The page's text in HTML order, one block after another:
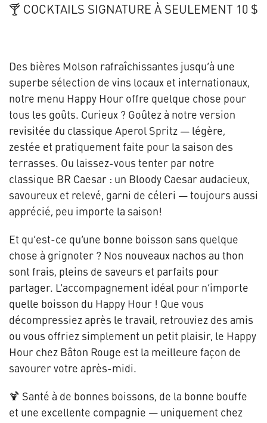
🍸 COCKTAILS SIGNATURE À SEULEMENT 10 $
Des bières Molson rafraîchissantes jusqu’à une
superbe sélection de vins locaux et internationaux,
notre menu Happy Hour offre quelque chose pour
tous les goûts. Curieux ? Goûtez à notre version
revisitée du classique Aperol Spritz — légère,
zestée et pratiquement faite pour la saison des
terrasses. Ou laissez-vous tenter par notre
classique BR Caesar : un Bloody Caesar audacieux,
savoureux et relevé, garni de céleri — toujours aussi
apprécié, peu importe la saison!
Et qu’est-ce qu’une bonne boisson sans quelque
chose à grignoter ? Nos nouveaux nachos au thon
sont frais, pleins de saveurs et parfaits pour
partager. L’accompagnement idéal pour n’importe
quelle boisson du Happy Hour ! Que vous
décompressiez après le travail, retrouviez des amis
ou vous offriez simplement un petit plaisir, le Happy
Hour chez Bâton Rouge est la meilleure façon de
savourer votre après-midi.
🍹 Santé à de bonnes boissons, de la bonne bouffe
et une excellente compagnie — uniquement chez